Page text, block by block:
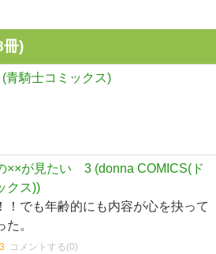
冊)
青騎士コミックス)
××が見たい 3 (donna COMICS(ド
クス))
！でも年齢的にも内容が心を抉って
た。
コメントする(0)